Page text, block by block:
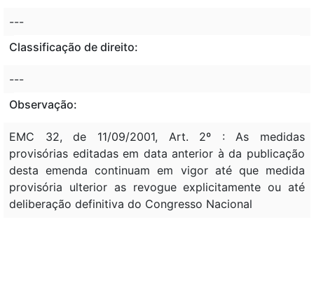
---
Classificação de direito:
---
Observação:
EMC 32, de 11/09/2001, Art. 2º : As medidas
provisórias editadas em data anterior à da publicação
desta emenda continuam em vigor até que medida
provisória ulterior as revogue explicitamente ou até
deliberação definitiva do Congresso Nacional